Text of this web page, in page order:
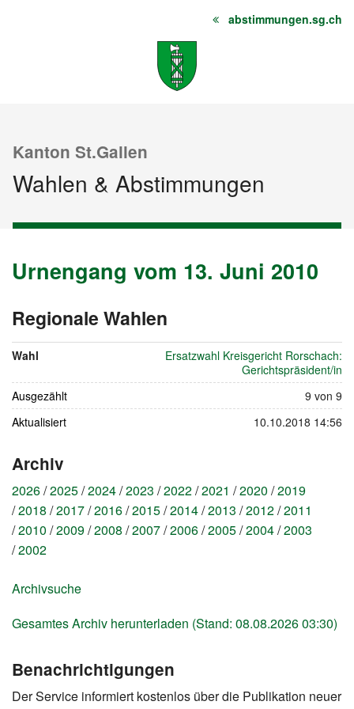
Startseite
Sitemap abstimmungen.sg.ch
Kanton St.Gallen
Wahlen & Abstimmungen
Urnengang
vom
Juni
2010
Archiv
Urnengang vom 13. Juni 2010
Regionale Wahlen
13.
Juni
2010
Wahl
Ersatzwahl Kreisgericht Rorschach:
Gerichtspräsident/in
Ausgezählt
9 von 9
Aktualisiert
10.10.2018 14:56
Archiv
2026 2025 2024 2023 2022 2021 2020 2019
2018 2017 2016 2015 2014 2013 2012 2011
2010 2009 2008 2007 2006 2005 2004 2003
2002
Archivsuche
Gesamtes Archiv herunterladen (Stand: 08.08.2026 03:30)
Benachrichtigungen
Der Service informiert kostenlos über die Publikation neuer